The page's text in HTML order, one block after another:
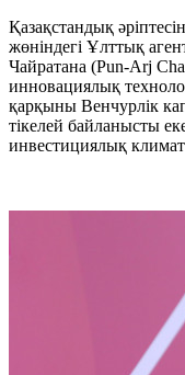
Қазақстандық
жөніндегі Ұлттық
Чайратана (Pun-Arj
инновациялық
қарқыны Венчурлік
тікелей байланысты
инвестициялық